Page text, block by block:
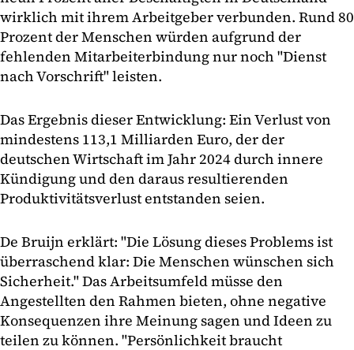
wirklich mit ihrem Arbeitgeber verbunden. Rund 80
Prozent der Menschen würden aufgrund der
fehlenden Mitarbeiterbindung nur noch "Dienst
nach Vorschrift" leisten.
Das Ergebnis dieser Entwicklung: Ein Verlust von
mindestens 113,1 Milliarden Euro, der der
deutschen Wirtschaft im Jahr 2024 durch innere
Kündigung und den daraus resultierenden
Produktivitätsverlust entstanden seien.
De Bruijn erklärt: "Die Lösung dieses Problems ist
überraschend klar: Die Menschen wünschen sich
Sicherheit." Das Arbeitsumfeld müsse den
Angestellten den Rahmen bieten, ohne negative
Konsequenzen ihre Meinung sagen und Ideen zu
teilen zu können. "Persönlichkeit braucht